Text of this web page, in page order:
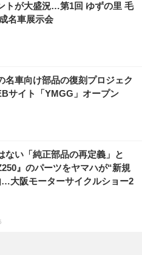
トが大盛況…第1回 ゆずの里 毛
名車展示会
名車向け部品の復刻プロジェク
サイト「YMGG」オープン
ない「純正部品の再定義」と
』のパーツをヤマハが“新規
…大阪モーターサイクルショー2